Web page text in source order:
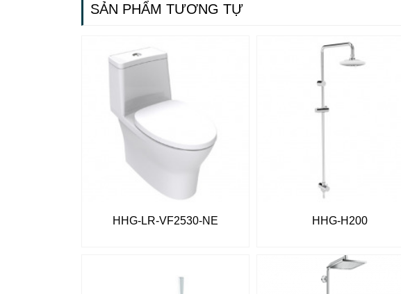
SẢN PHẨM TƯƠNG TỰ
HHG-LR-VF2530-NE HHG-H200